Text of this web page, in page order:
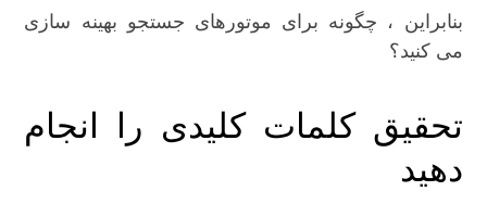
بنابراین ، چگونه برای موتورهای جستجو بهینه سازی
می کنید؟
تحقیق کلمات کلیدی را انجام
دهید